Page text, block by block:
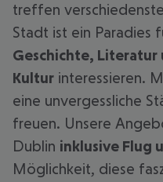
treffen
Stadt ist ein Paradies
Geschichte,
Kultur interessieren.
eine unvergessliche
freuen. Unsere
Dublin inklusive Flug
Möglichkeit, diese